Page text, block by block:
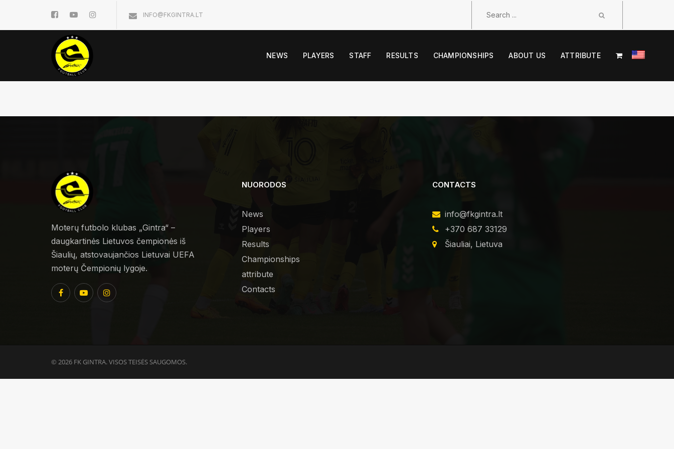
INFO@FKGINTRA.LT
NEWS PLAYERS STAFF RESULTS CHAMPIONSHIPS ABOUT US ATTRIBUTE
Moterų futbolo klubas „Gintra“ –
daugkartinės Lietuvos čempionės iš
Šiaulių, atstovaujančios Lietuvai UEFA
moterų Čempionių lygoje.
NUORODOS
News
Players
Results
Championships
attribute
Contacts
CONTACTS
info@fkgintra.lt
+370 687 33129
Šiauliai, Lietuva